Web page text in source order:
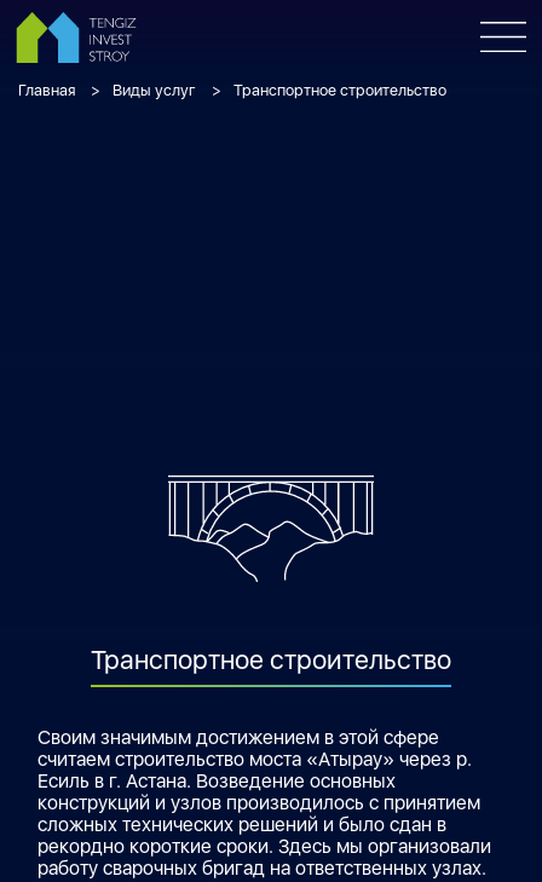
Главная Виды услуг Транспортное строительство
Транспортное строительство
Своим значимым достижением в этой сфере
считаем строительство моста «Атырау» через р.
Есиль в г. Астана. Возведение основных
конструкций и узлов производилось с принятием
сложных технических решений и было сдан в
рекордно короткие сроки. Здесь мы организовали
работу сварочных бригад на ответственных узлах.